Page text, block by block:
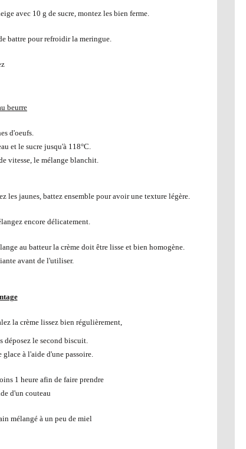
avec 10 g de sucre, montez les bien ferme.
battre pour refroidir la meringue.
beurre
d'oeufs.
et le sucre jusqu'à 118°C.
vitesse, le mélange blanchit.
les jaunes, battez ensemble pour avoir une texture légère.
encore délicatement.
au batteur la crème doit être lisse et bien homogène.
avant de l'utiliser.
la crème lissez bien régulièrement,
déposez le second biscuit.
à l'aide d'une passoire.
1 heure afin de faire prendre
d'un couteau
mélangé à un peu de miel